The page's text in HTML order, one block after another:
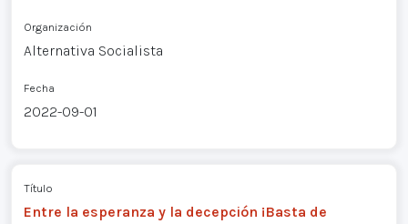
Organización
Alternativa Socialista
Fecha
2022-09-01
Título
Entre la esperanza y la decepción ¡Basta de